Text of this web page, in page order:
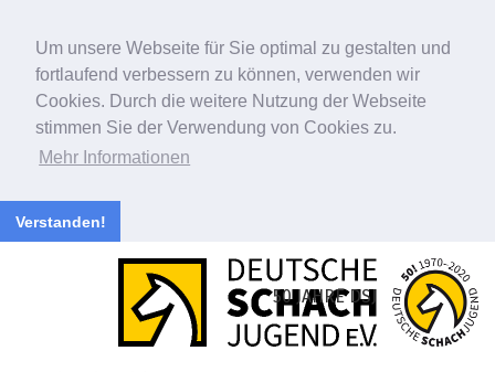
Um unsere Webseite für Sie optimal zu gestalten und
fortlaufend verbessern zu können, verwenden wir
Cookies. Durch die weitere Nutzung der Webseite
stimmen Sie der Verwendung von Cookies zu.
Mehr Informationen
Verstanden!
50 JAHRE DSJ